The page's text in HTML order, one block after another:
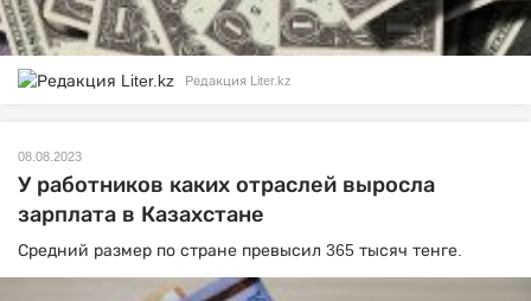
Редакция Liter.kz
08.08.2023
У работников каких отраслей выросла
зарплата в Казахстане
Средний размер по стране превысил 365 тысяч тенге.